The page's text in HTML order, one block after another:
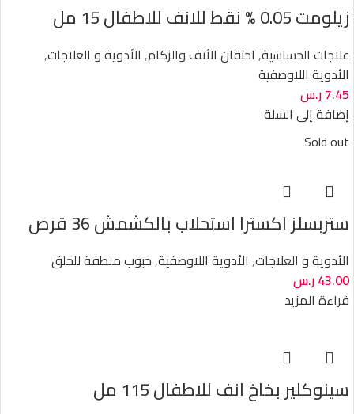
زيلومت 0.05 % نقط للانف للاطفال 15 مل
علاجات الحساسية, احتقان الأنف والزكام, الأدوية و العلاجات,
الأدوية اللاوصفية
7.45ر.س
إضافة إلى السلة
Sold out
ستربسلز اكسترا استحلاب بالكشمش 36 قرص
الأدوية و العلاجات, الأدوية اللاوصفية,حبوب ملطفة للحلق
43.00ر.س
قراءة المزيد
سينوكلير بخاخ انف للاطفال 115 مل